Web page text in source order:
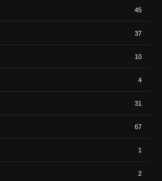
45
37
10
4
31
67
1
2